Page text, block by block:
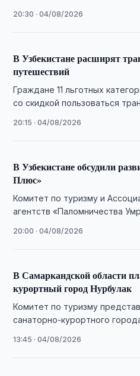
малой авиации и
20:30 · 04/08/2026
В Узбекистане расширят
путешествий
Граждане 11 льготных
со скидкой пользоваться
20:15 · 04/08/2026
В Узбекистане обсудили
Плюс»
Комитет по туризму и
агентств «Паломничества
20:00 · 04/08/2026
В Самаркандской области
курортный город Нурбулак
Комитет по туризму
санаторно-курортного
медицинского туризма.
13:45 · 04/08/2026